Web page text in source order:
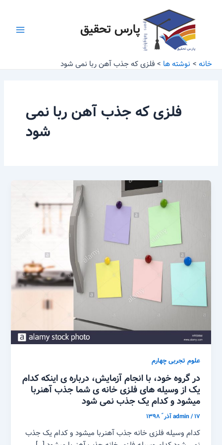
پارس تحقیق
خانه نوشته ها فلزی که جذب آهن ربا نمی شود
فلزی که جذب آهن ربا نمی
شود
علوم تجربی چهارم
در گروه خود، با انجام آزمایش، درباره ی اینکه کدام
یک از وسیله های فلزی خانه ی شما جذب آهنربا
میشود و کدام یک جذب نمی شود
admin/۱۷ آذر ّ ۱۳۹۸
کدام وسیله فلزی خانه جذب آهنربا میشود و کدام یک جذب